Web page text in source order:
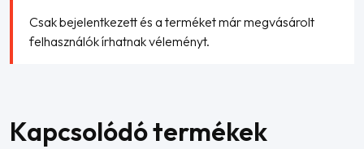
Csak bejelentkezett és a terméket már megvásárolt
felhasználók írhatnak véleményt.
Kapcsolódó termékek